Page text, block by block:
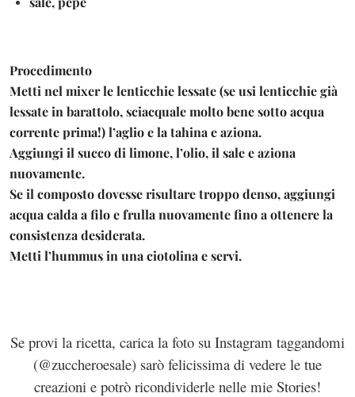
Procedimento
Metti nel mixer le lenticchie lessate (se usi lenticchie già
lessate in barattolo, sciacquale molto bene sotto acqua
corrente prima!) l’aglio e la tahina e aziona.
Aggiungi il succo di limone, l’olio, il sale e aziona
nuovamente.
Se il composto dovesse risultare troppo denso, aggiungi
acqua calda a filo e frulla nuovamente fino a ottenere la
consistenza desiderata.
Metti l’hummus in una ciotolina e servi.
Se provi la ricetta, carica la foto su Instagram taggandomi
(@zuccheroesale) sarò felicissima di vedere le tue
creazioni e potrò ricondividerle nelle mie Stories!